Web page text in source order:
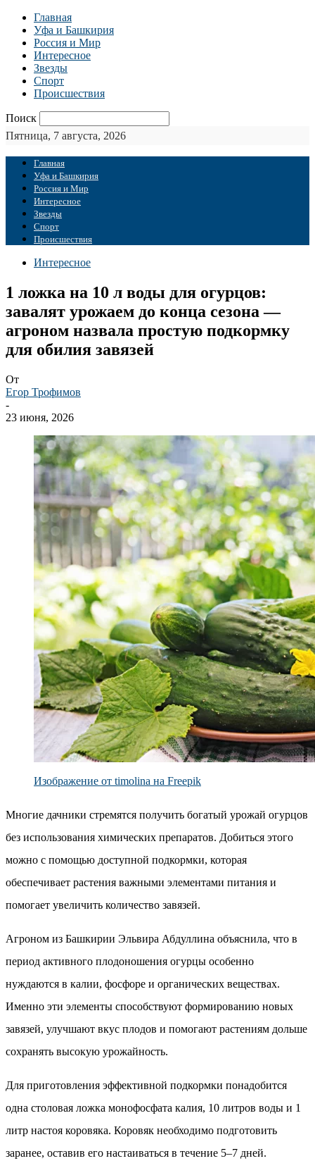
Главная
Уфа и Башкирия
Россия и Мир
Интересное
Звезды
Спорт
Происшествия
Поиск
Пятница, 7 августа, 2026
Главная
Уфа и Башкирия
Россия и Мир
Интересное
Звезды
Спорт
Происшествия
Интересное
1 ложка на 10 л воды для огурцов:
завалят урожаем до конца сезона —
агроном назвала простую подкормку
для обилия завязей
От
Егор Трофимов
-
23 июня, 2026
Изображение от timolina на Freepik
Многие дачники стремятся получить богатый урожай огурцов
без использования химических препаратов. Добиться этого
можно с помощью доступной подкормки, которая
обеспечивает растения важными элементами питания и
помогает увеличить количество завязей.
Агроном из Башкирии Эльвира Абдуллина объяснила, что в
период активного плодоношения огурцы особенно
нуждаются в калии, фосфоре и органических веществах.
Именно эти элементы способствуют формированию новых
завязей, улучшают вкус плодов и помогают растениям дольше
сохранять высокую урожайность.
Для приготовления эффективной подкормки понадобится
одна столовая ложка монофосфата калия, 10 литров воды и 1
литр настоя коровяка. Коровяк необходимо подготовить
заранее, оставив его настаиваться в течение 5–7 дней.